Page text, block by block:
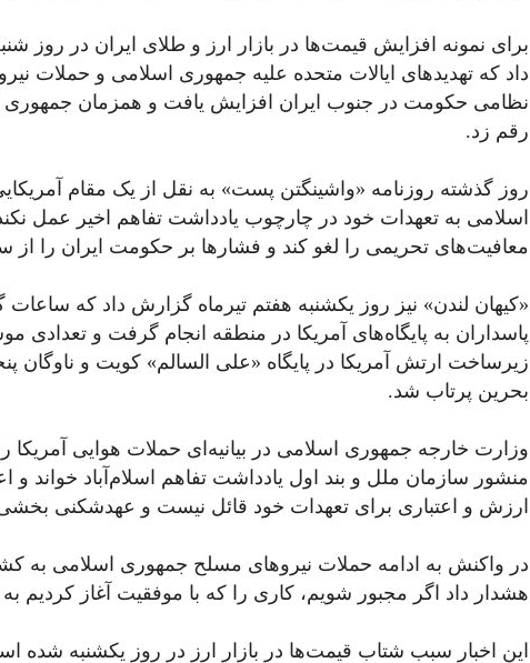
برای نمونه افزایش قیمت‌ها در بازار ارز و طلای ایران در روز
داد که تهدیدهای ایالات متحده علیه جمهوری اسلامی و حملات
نظامی حکومت در جنوب ایران افزایش یافت و همزمان جمهوری
رقم زد.
روز گذشته روزنامه «واشینگتن‌ پست» به‌ نقل از یک مقام
اسلامی به تعهدات خود در چارچوب یادداشت تفاهم اخیر عمل
معافیت‌های تحریمی را لغو کند و فشارها بر حکومت ایران را از
«کیهان لندن» نیز روز یکشنبه هفتم تیرماه گزارش داد که
پاسداران به پایگاه‌های آمریکا در منطقه انجام گرفت و
زیرساخت ارتش آمریکا در پایگاه «علی السالم» کویت و ناوگان
بحرین پرتاب شد.
منشور سازمان ملل و بند اول یادداشت تفاهم اسلام‌آباد خواند و
ارزش و اعتباری برای تعهدات خود قائل نیست و عهدشکنی
در واکنش به ادامه حملات نیروهای مسلح جمهوری اسلامی به
هشدار داد اگر مجبور شویم، کاری را که با موفقیت آغاز
این اخبار سبب شتاب قیمت‌ها در بازار ارز در روز یکشنبه شده